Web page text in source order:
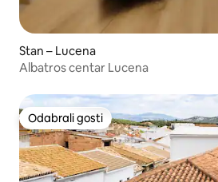
Stan – Lucena
Albatros centar Lucena
Odabrali gosti
Odabrali gosti